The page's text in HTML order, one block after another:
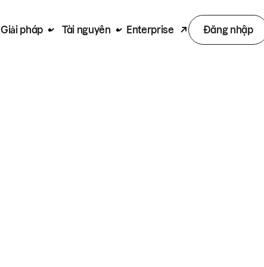
Giải pháp Tài nguyên Enterprise Đăng nhập